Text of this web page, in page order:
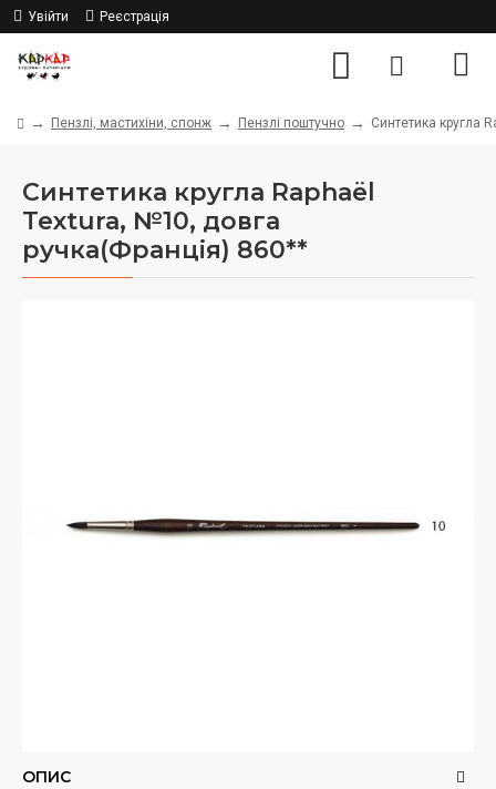
Увійти Реєстрація
Пензлі, мастихіни, спонж Пензлі поштучно Синтетика кругла
Синтетика кругла Raphaël
Textura, №10, довга
ручка(Франція) 860**
ОПИС